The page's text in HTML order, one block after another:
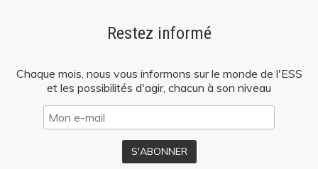
Restez informé
Chaque mois, nous vous informons sur le monde de l'ESS
et les possibilités d'agir, chacun à son niveau